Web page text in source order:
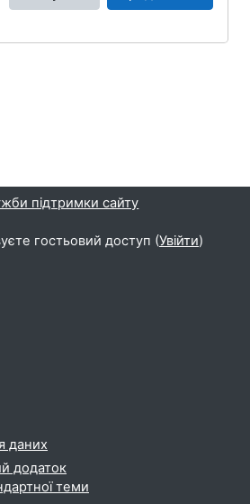
підтримки сайту
гостьовий доступ (Увійти)
даних
додаток
теми